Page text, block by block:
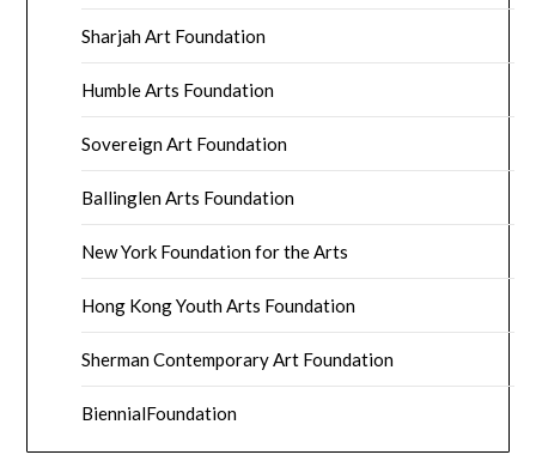
Sharjah Art Foundation
Humble Arts Foundation
Sovereign Art Foundation
Ballinglen Arts Foundation
New York Foundation for the Arts
Hong Kong Youth Arts Foundation
Sherman Contemporary Art Foundation
BiennialFoundation